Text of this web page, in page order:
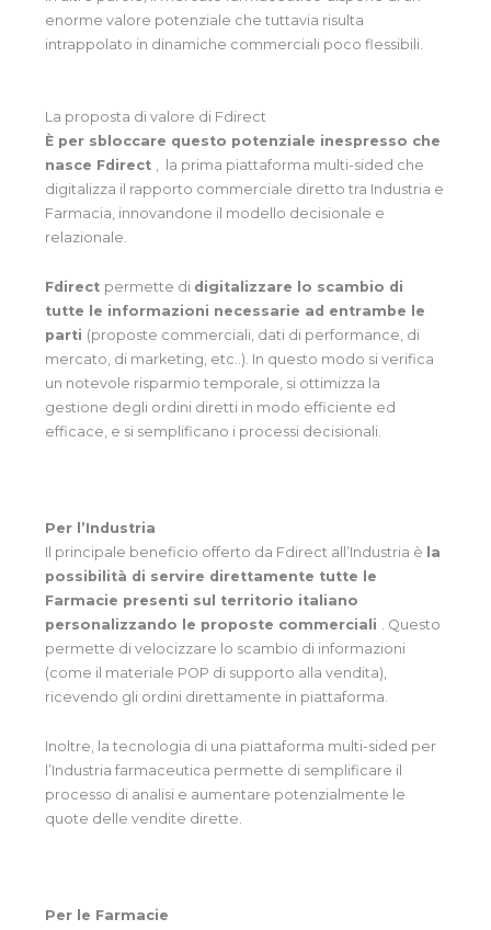
enorme valore potenziale che tuttavia risulta
intrappolato in dinamiche commerciali poco flessibili.
La proposta di valore di Fdirect
È per sbloccare questo potenziale inespresso che
nasce Fdirect , la prima piattaforma multi-sided che
digitalizza il rapporto commerciale diretto tra Industria e
Farmacia, innovandone il modello decisionale e
relazionale.
Fdirect permette di digitalizzare lo scambio di
tutte le informazioni necessarie ad entrambe le
parti (proposte commerciali, dati di performance, di
mercato, di marketing, etc..). In questo modo si verifica
un notevole risparmio temporale, si ottimizza la
gestione degli ordini diretti in modo efficiente ed
efficace, e si semplificano i processi decisionali.
Per l’Industria
Il principale beneficio offerto da Fdirect all’Industria è la
possibilità di servire direttamente tutte le
Farmacie presenti sul territorio italiano
personalizzando le proposte commerciali . Questo
permette di velocizzare lo scambio di informazioni
(come il materiale POP di supporto alla vendita),
ricevendo gli ordini direttamente in piattaforma.
Inoltre, la tecnologia di una piattaforma multi-sided per
l’Industria farmaceutica permette di semplificare il
processo di analisi e aumentare potenzialmente le
quote delle vendite dirette.
Per le Farmacie